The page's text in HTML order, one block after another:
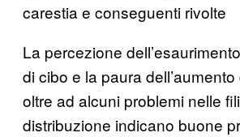
carestia e conseguenti rivolte
La percezione
di cibo e la paura
oltre ad alcuni problemi nelle
distribuzione indicano buone